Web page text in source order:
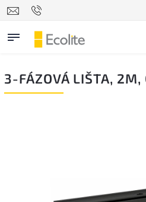
3-FÁZOVÁ LIŠTA, 2M,